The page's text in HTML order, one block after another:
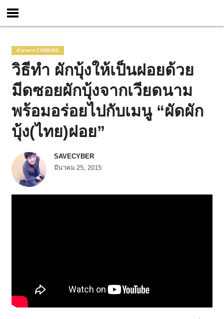
ทำอาหาร COOKING
วิธีทำ ผักบุ้งให้เป็นฝอยด้วย
มีดซอยผักบุ้งจากเวียดนาม
พร้อมอร่อยไปกับเมนู “ผัดผัก
บุ้ง(ไทย)ฝอย”
SAVECYBER
มีนาคม 25, 2015